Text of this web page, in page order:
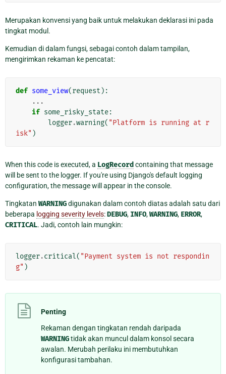
Merupakan konvensi yang baik untuk melakukan deklarasi ini pada
tingkat modul.
Kemudian di dalam fungsi, sebagai contoh dalam tampilan,
mengirimkan rekaman ke pencatat:
def some_view(request ):
...
if some_risky_state:
logger.warning( "Platform is running at r
isk" )
When this code is executed, a LogRecord containing that message
will be sent to the logger. If you're using Django's default logging
configuration, the message will appear in the console.
Tingkatan WARNINGdigunakan dalam contoh diatas adalah satu dari
beberapa logging severity levels:DEBUG, INFO,WARNING, ERROR,
CRITICAL. Jadi, contoh lain mungkin:
logger.critical( "Payment system is not respondin
g" )
Penting
Rekaman dengan tingkatan rendah daripada
WARNINGtidak akan muncul dalam konsol secara
awalan. Merubah perilaku ini membutuhkan
konfigurasi tambahan.